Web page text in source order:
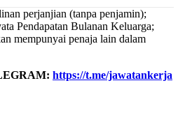
perjanjian (tanpa penjamin);
Pendapatan Bulanan Keluarga;
mempunyai penaja lain dalam
https://t.me/jawatankerja